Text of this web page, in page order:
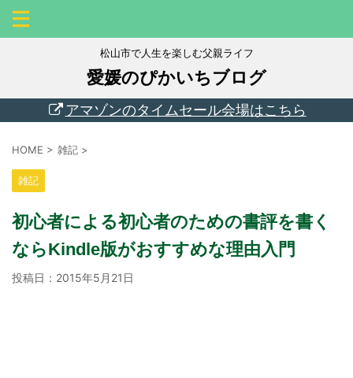
松山市で人生を楽しむ父親ライフ
愛媛のぴかいちブログ
アマゾンのタイムセール会場はこちら
HOME > 雑記 >
雑記
初心者による初心者のための書評を書く
ならKindle版がおすすめな理由入門
投稿日： 2015年5月21日